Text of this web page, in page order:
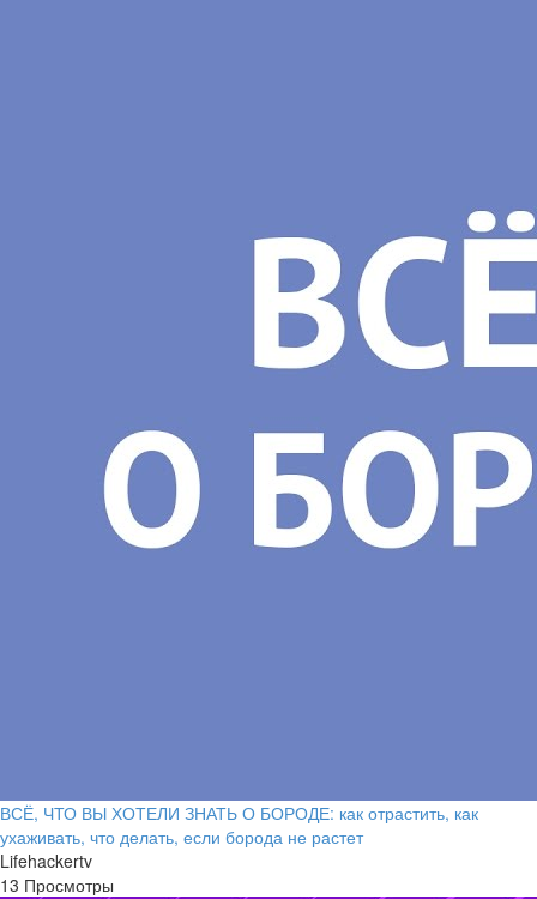
ВСЁ, ЧТО ВЫ ХОТЕЛИ ЗНАТЬ О БОРОДЕ: как отрастить, как
ухаживать, что делать, если борода не растет
Lifehackertv
13 Просмотры